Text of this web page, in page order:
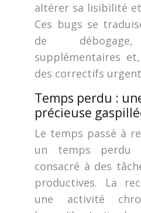
altérer sa lisibilité
Ces bugs se
de
supplémentaires
des correctifs
Temps perdu :
précieuse
Le temps passé à
un temps perdu
consacré à des
productives. La
une activité